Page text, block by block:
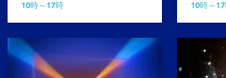
10時～17時
10時～